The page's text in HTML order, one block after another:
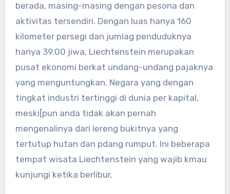
berada, masing-masing dengan pesona dan
aktivitas tersendiri. Dengan luas hanya 160
kilometer persegi dan jumlag penduduknya
hanya 39.00 jiwa, Liechtenstein merupakan
pusat ekonomi berkat undang-undang pajaknya
yang menguntungkan. Negara yang dengan
tingkat industri tertinggi di dunia per kapital,
meski[pun anda tidak akan pernah
mengenalinya dari lereng bukitnya yang
tertutup hutan dan pdang rumput. Ini beberapa
tempat wisata Liechtenstein yang wajib kmau
kunjungi ketika berlibur.